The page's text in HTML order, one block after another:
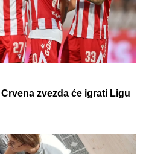
zvezda će igrati Ligu